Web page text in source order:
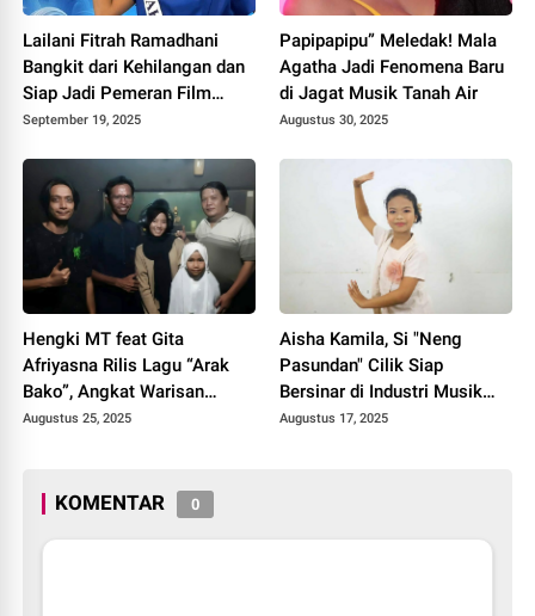
Lailani Fitrah Ramadhani
Bangkit dari Kehilangan dan
Siap Jadi Pemeran Film
Bioskop “Sekawan Limo 2"
September 19, 2025
Papipapipu” Meledak! Mala
Agatha Jadi Fenomena Baru
di Jagat Musik Tanah Air
Augustus 30, 2025
Hengki MT feat Gita
Afriyasna Rilis Lagu “Arak
Bako”, Angkat Warisan
Budaya Minangkabau
Augustus 25, 2025
Aisha Kamila, Si "Neng
Pasundan" Cilik Siap
Bersinar di Industri Musik
Tanah Air
Augustus 17, 2025
KOMENTAR 0